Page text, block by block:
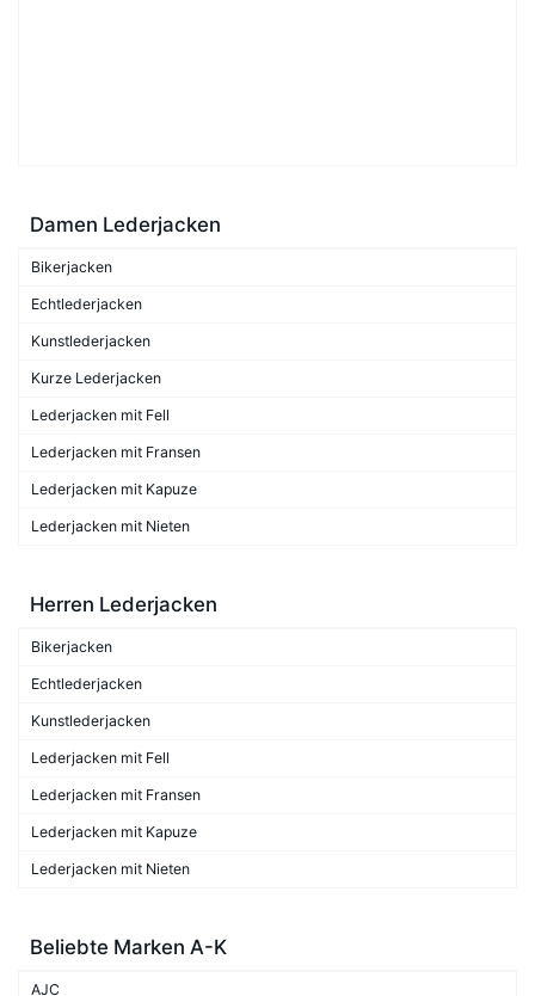
Damen Lederjacken
Bikerjacken
Echtlederjacken
Kunstlederjacken
Kurze Lederjacken
Lederjacken mit Fell
Lederjacken mit Fransen
Lederjacken mit Kapuze
Lederjacken mit Nieten
Herren Lederjacken
Bikerjacken
Echtlederjacken
Kunstlederjacken
Lederjacken mit Fell
Lederjacken mit Fransen
Lederjacken mit Kapuze
Lederjacken mit Nieten
Beliebte Marken A-K
AJC